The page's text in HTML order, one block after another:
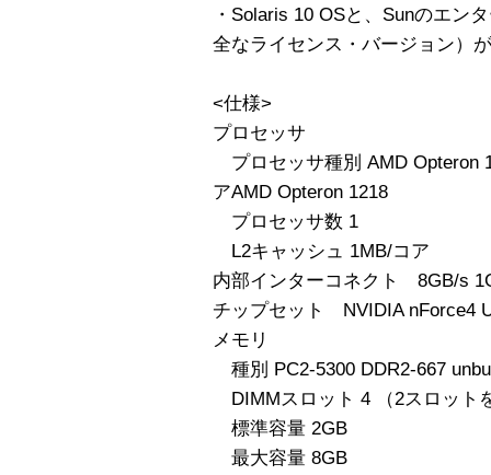
・Solaris 10 OSと、Sunのエン
全なライセンス・バージョン）
<仕様>
プロセッサ
プロセッサ種別 AMD Opteron
アAMD Opteron 1218
プロセッサ数 1
L2キャッシュ 1MB/コア
内部インターコネクト 8GB/s
チップセット NVIDIA nForce4
メモリ
種別 PC2-5300 DDR2-667
DIMMスロット 4 （2スロット
標準容量 2GB
最大容量 8GB